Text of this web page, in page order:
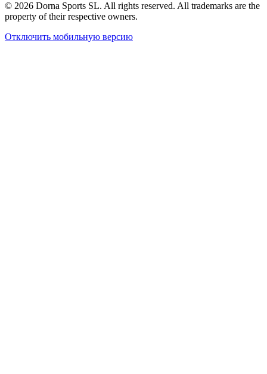
© 2026 Dorna Sports SL. All rights reserved. All trademarks are the
property of their respective owners.
Отключить мобильную версию